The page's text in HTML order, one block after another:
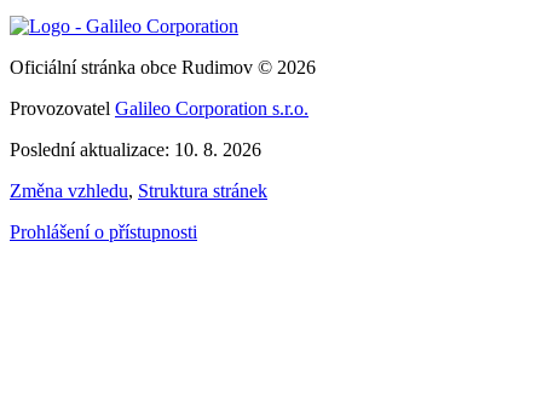
Oficiální stránka obce Rudimov © 2026
Provozovatel Galileo Corporation s.r.o.
Poslední aktualizace: 10. 8. 2026
Změna vzhledu, Struktura stránek
Prohlášení o přístupnosti